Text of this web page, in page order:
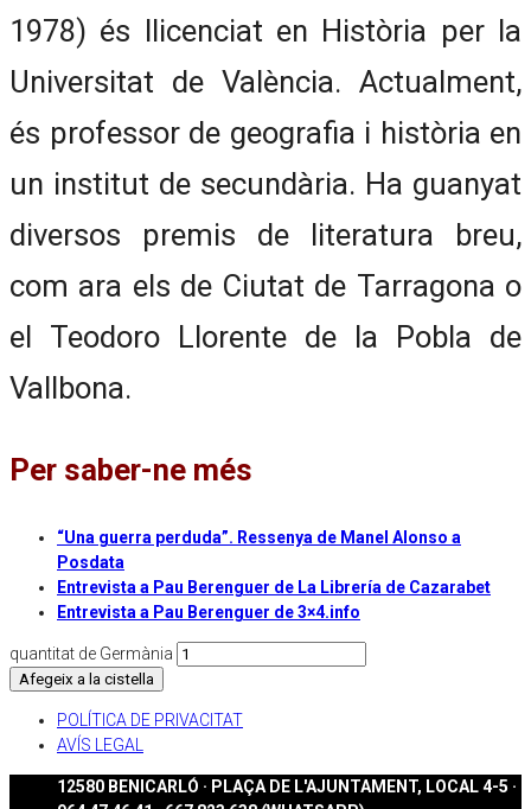
1978) és llicenciat en Història per la
Universitat de València. Actualment,
és professor de geografia i història en
un institut de secundària. Ha guanyat
diversos premis de literatura breu,
com ara els de Ciutat de Tarragona o
el Teodoro Llorente de la Pobla de
Vallbona.
Per saber-ne més
“Una guerra perduda”. Ressenya de Manel Alonso a
Posdata
Entrevista a Pau Berenguer de La Librería de Cazarabet
Entrevista a Pau Berenguer de 3×4.info
quantitat de Germània
Afegeix a la cistella
POLÍTICA DE PRIVACITAT
AVÍS LEGAL
12580 BENICARLÓ · PLAÇA DE L'AJUNTAMENT, LOCAL 4-5 ·